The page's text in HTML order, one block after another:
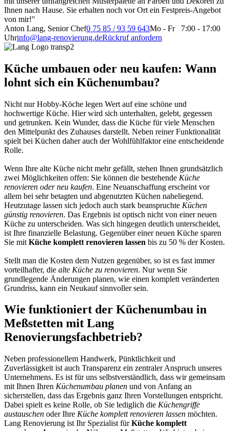
Ihnen nach Hause. Sie erhalten noch vor Ort ein Festpreis-Angebot
von mir!"
Anton Lang, Senior Chef0 75 85 / 93 59 643Mo - Fr 7:00 - 17:00
Uhrinfo@lang-renovierung.deRückruf anfordern
Küche umbauen oder neu kaufen: Wann
lohnt sich ein Küchenumbau?
Nicht nur Hobby-Köche legen Wert auf eine schöne und
hochwertige Küche. Hier wird sich unterhalten, gelebt, gegessen
und getrunken. Kein Wunder, dass die Küche für viele Menschen
den Mittelpunkt des Zuhauses darstellt. Neben reiner Funktionalität
spielt bei Küchen daher auch der Wohlfühlfaktor eine entscheidende
Rolle.
Wenn Ihre alte Küche nicht mehr gefällt, stehen Ihnen grundsätzlich
zwei Möglichkeiten offen: Sie können die bestehende Küche
renovieren oder neu kaufen. Eine Neuanschaffung erscheint vor
allem bei sehr betagten und abgenutzten Küchen naheliegend.
Heutzutage lassen sich jedoch auch stark beanspruchte Küchen
günstig renovieren. Das Ergebnis ist optisch nicht von einer neuen
Küche zu unterscheiden. Was sich hingegen deutlich unterscheidet,
ist Ihre finanzielle Belastung. Gegenüber einer neuen Küche sparen
Sie mit Küche komplett renovieren lassen bis zu 50 % der Kosten.
Stellt man die Kosten dem Nutzen gegenüber, so ist es fast immer
vorteilhafter, die alte Küche zu renovieren. Nur wenn Sie
grundlegende Änderungen planen, wie einen komplett veränderten
Grundriss, kann ein Neukauf sinnvoller sein.
Wie funktioniert der Küchenumbau in
Meßstetten mit Lang
Renovierungsfachbetrieb?
Neben professionellem Handwerk, Pünktlichkeit und
Zuverlässigkeit ist auch Transparenz ein zentraler Anspruch unseres
Unternehmens. Es ist für uns selbstverständlich, dass wir gemeinsam
mit Ihnen Ihren Küchenumbau planen und von Anfang an
sicherstellen, dass das Ergebnis ganz Ihren Vorstellungen entspricht.
Dabei spielt es keine Rolle, ob Sie lediglich die Küchengriffe
austauschen oder Ihre Küche komplett renovieren lassen möchten.
Lang Renovierung ist Ihr Spezialist fürKüche komplett